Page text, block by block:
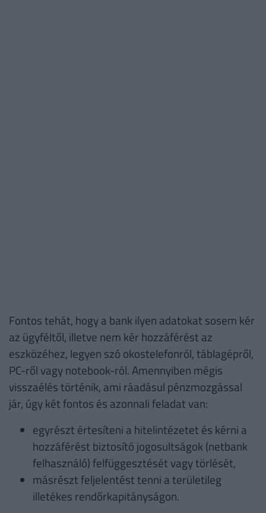
Fontos tehát, hogy a bank ilyen adatokat sosem kér
az ügyféltől, illetve nem kér hozzáférést az
eszközéhez, legyen szó okostelefonról, táblagépről,
PC-ről vagy notebook-ról. Amennyiben mégis
visszaélés történik, ami ráadásul pénzmozgással
jár, úgy két fontos és azonnali feladat van:
egyrészt értesíteni a hitelintézetet és kérni a
hozzáférést biztosító jogosultságok (netbank
felhasználó) felfüggesztését vagy törlését,
másrészt feljelentést tenni a területileg
illetékes rendőrkapitányságon.